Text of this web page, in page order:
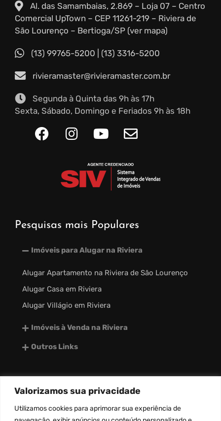
Valorizamos sua privacidade
Utilizamoscookies para aprimorar sua experiência de
Al. das Samambaias, 2.869 – Loja 07 – Centro
Comercial UpTown – CEP 11261-219 – Riviera de
São Lourenço – Bertioga/SP (ver mapa)
(13) 99765-5200 (13) 3316-5200
rivieramaster@rivieramaster.com.br
Segunda à Quinta das 9h às 17h
Sexta, Sábado, Domingo e Feriados 9h às 18h
Pesquisas mais Populares
Imóveis para Alugar na Riviera
Alugar Apartamento na Riviera de São Lourenço
Alugar Casa em Riviera
Alugar Villágio em Riviera
Imóveis à Venda na Riviera
Outros Links